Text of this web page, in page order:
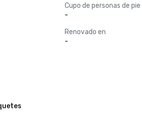
Cupo de personas de pie
-
Renovado en
-